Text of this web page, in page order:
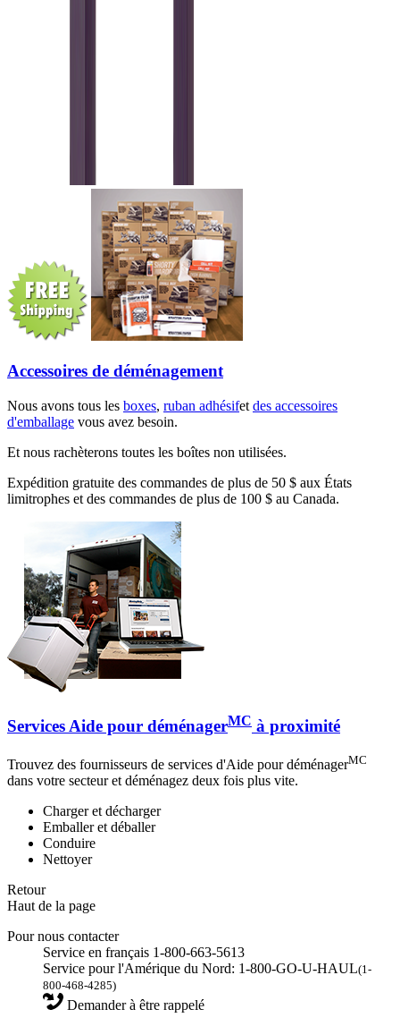
Accessoires de déménagement
Nous avons tous les boxes, ruban adhésifet des accessoires
d'emballage vous avez besoin.
Et nous rachèterons toutes les boîtes non utilisées.
Expédition gratuite des commandes de plus de 50 $ aux États
limitrophes et des commandes de plus de 100 $ au Canada.
Services Aide pour déménagerMC à proximité
Trouvez des fournisseurs de services d'Aide pour déménagerMC
dans votre secteur et déménagez deux fois plus vite.
Charger et décharger
Emballer et déballer
Conduire
Nettoyer
Retour
Haut de la page
Pour nous contacter
Service en français 1-800-663-5613
Service pour l'Amérique du Nord: 1-800-GO-U-HAUL(1-
800-468-4285)
Demander à être rappelé